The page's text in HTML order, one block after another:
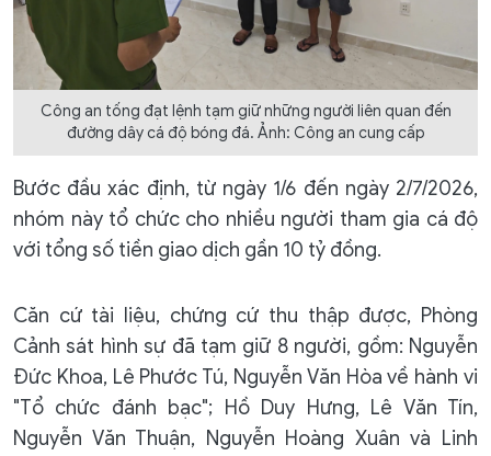
Công an tống đạt lệnh tạm giữ những người liên quan đến
đường dây cá độ bóng đá. Ảnh: Công an cung cấp
Bước đầu xác định, từ ngày 1/6 đến ngày 2/7/2026,
nhóm này tổ chức cho nhiều người tham gia cá độ
với tổng số tiền giao dịch gần 10 tỷ đồng.
Căn cứ tài liệu, chứng cứ thu thập được, Phòng
Cảnh sát hình sự đã tạm giữ 8 người, gồm: Nguyễn
Đức Khoa, Lê Phước Tú, Nguyễn Văn Hòa về hành vi
"Tổ chức đánh bạc"; Hồ Duy Hưng, Lê Văn Tín,
Nguyễn Văn Thuận, Nguyễn Hoàng Xuân và Linh